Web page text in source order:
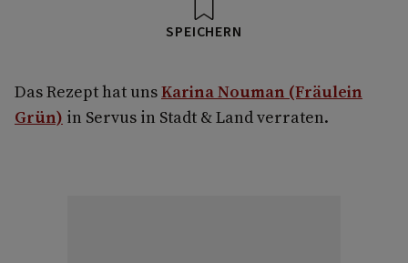
SPEICHERN
Das Rezept hat unsKarina Nouman (Fräulein
Grün) in Servus in Stadt & Land verraten.